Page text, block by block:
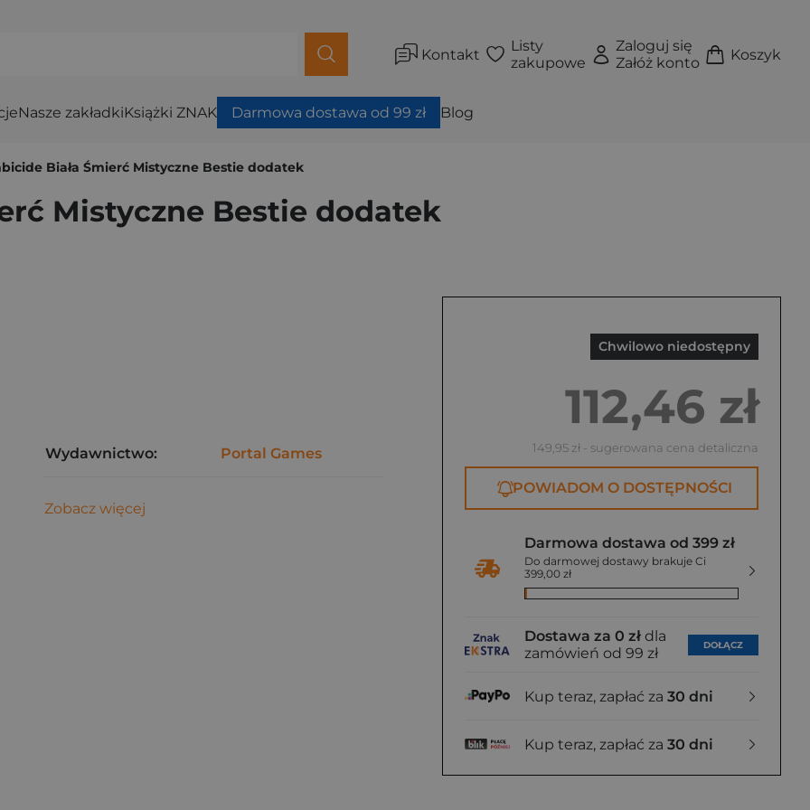
Kontakt
Listy
zakupowe
Zaloguj się
Załóż konto
Koszyk
Nasze zakładkiKsiążki ZNAK Darmowa dostawa od 99 zł Blog
Biała Śmierć Mistyczne Bestie dodatek
Mistyczne Bestie dodatek
Chwilowo niedostępny
112,46 zł
149,95 zł - sugerowana cena detaliczna
POWIADOM O DOSTĘPNOŚCI
Darmowa dostawa od 399 zł
Do darmowej dostawy brakuje Ci
399,00 zł
Dostawa za 0 zł dla
zamówień od 99 zł
DOŁĄCZ
Kup teraz, zapłać za 30 dni
Kup teraz, zapłać za 30 dni
Wydawnictwo: Portal Games
Zobacz więcej